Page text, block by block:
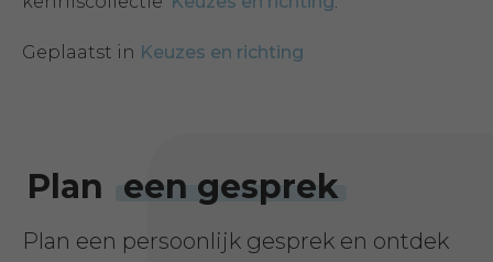
Geplaatst in Keuzes en richting
Plan een gesprek
Plan een persoonlijk gesprek en ontdek